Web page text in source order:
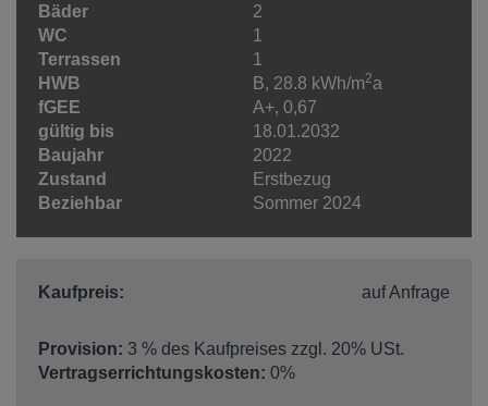
Bäder
2
WC
1
Terrassen
1
HWB
B, 28.8 kWh/m2a
fGEE
A+, 0,67
gültig bis
18.01.2032
Baujahr
2022
Zustand
Erstbezug
Beziehbar
Sommer 2024
Kaufpreis: auf Anfrage
Provision: 3 % des Kaufpreises zzgl. 20% USt.
Vertragserrichtungskosten: 0%